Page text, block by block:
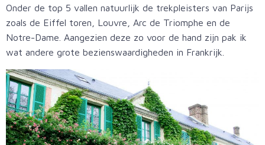
Onder de top 5 vallen natuurlijk de trekpleisters van Parijs
zoals de Eiffel toren, Louvre, Arc de Triomphe en de
Notre-Dame. Aangezien deze zo voor de hand zijn pak ik
wat andere grote bezienswaardigheden in Frankrijk.